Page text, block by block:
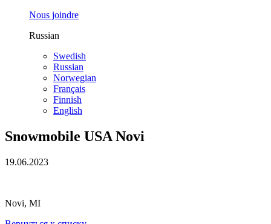
Nous joindre
Russian
Swedish
Russian
Norwegian
Français
Finnish
English
Snowmobile USA Novi
19.06.2023
Novi, MI